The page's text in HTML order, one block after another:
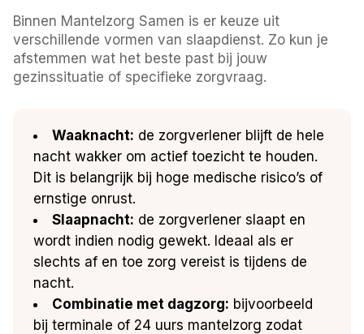
Binnen Mantelzorg Samen is er keuze uit
verschillende vormen van slaapdienst. Zo kun je
afstemmen wat het beste past bij jouw
gezinssituatie of specifieke zorgvraag.
Waaknacht: de zorgverlener blijft de hele
nacht wakker om actief toezicht te houden.
Dit is belangrijk bij hoge medische risico’s of
ernstige onrust.
Slaapnacht: de zorgverlener slaapt en
wordt indien nodig gewekt. Ideaal als er
slechts af en toe zorg vereist is tijdens de
nacht.
Combinatie met dagzorg: bijvoorbeeld
bij terminale of 24 uurs mantelzorg zodat